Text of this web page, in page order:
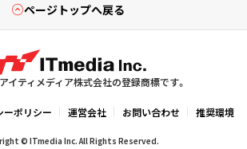
ページトップへ戻る
イティメディア株式会社の登録商標です。
ーポリシー 運営会社 お問い合わせ 推奨環境
© ITmedia Inc. All Rights Reserved.